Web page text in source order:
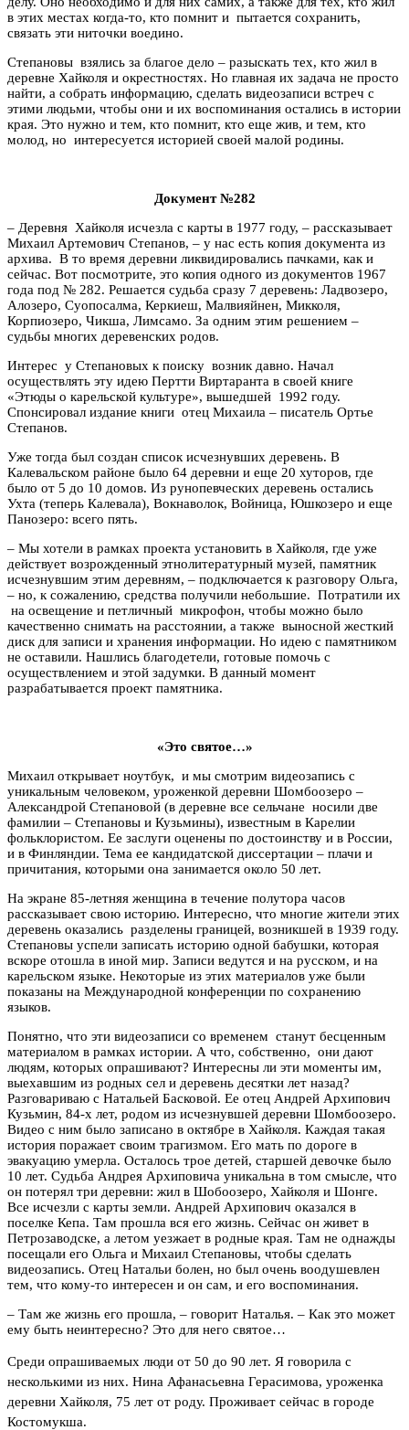
в этих местах когда-то, кто помнит и пытается сохранить,
связать эти ниточки воедино.
Степановы взялись за благое дело – разыскать тех, кто жил в
деревне Хайколя и окрестностях. Но главная их задача не просто
найти, а собрать информацию, сделать видеозаписи встреч с
этими людьми, чтобы они и их воспоминания остались в истории
края. Это нужно и тем, кто помнит, кто еще жив, и тем, кто
молод, но интересуется историей своей малой родины.
Документ №282
– Деревня Хайколя исчезла с карты в 1977 году, – рассказывает
Михаил Артемович Степанов, – у нас есть копия документа из
архива. В то время деревни ликвидировались пачками, как и
сейчас. Вот посмотрите, это копия одного из документов 1967
года под № 282. Решается судьба сразу 7 деревень: Ладвозеро,
Алозеро, Суопосалма, Керкиеш, Малвияйнен, Микколя,
Корпиозеро, Чикша, Лимсамо. За одним этим решением –
судьбы многих деревенских родов.
Интерес у Степановых к поиску возник давно. Начал
осуществлять эту идею Пертти Виртаранта в своей книге
«Этюды о карельской культуре», вышедшей 1992 году.
Спонсировал издание книги отец Михаила – писатель Ортье
Степанов.
Уже тогда был создан список исчезнувших деревень. В
Калевальском районе было 64 деревни и еще 20 хуторов, где
было от 5 до 10 домов. Из рунопевческих деревень остались
Ухта (теперь Калевала), Вокнаволок, Войница, Юшкозеро и еще
Панозеро: всего пять.
– Мы хотели в рамках проекта установить в Хайколя, где уже
действует возрожденный этнолитературный музей, памятник
исчезнувшим этим деревням, – подключается к разговору Ольга,
– но, к сожалению, средства получили небольшие. Потратили их
на освещение и петличный микрофон, чтобы можно было
качественно снимать на расстоянии, а также выносной жесткий
диск для записи и хранения информации. Но идею с памятником
не оставили. Нашлись благодетели, готовые помочь с
осуществлением и этой задумки. В данный момент
разрабатывается проект памятника.
«Это святое…»
Михаил открывает ноутбук, и мы смотрим видеозапись с
уникальным человеком, уроженкой деревни Шомбоозеро –
Александрой Степановой (в деревне все сельчане носили две
фамилии – Степановы и Кузьмины), известным в Карелии
фольклористом. Ее заслуги оценены по достоинству и в России,
и в Финляндии. Тема ее кандидатской диссертации – плачи и
причитания, которыми она занимается около 50 лет.
На экране 85-летняя женщина в течение полутора часов
рассказывает свою историю. Интересно, что многие жители этих
деревень оказались разделены границей, возникшей в 1939 году.
Степановы успели записать историю одной бабушки, которая
вскоре отошла в иной мир. Записи ведутся и на русском, и на
карельском языке. Некоторые из этих материалов уже были
показаны на Международной конференции по сохранению
языков.
Понятно, что эти видеозаписи со временем станут бесценным
материалом в рамках истории. А что, собственно, они дают
людям, которых опрашивают? Интересны ли эти моменты им,
выехавшим из родных сел и деревень десятки лет назад?
Разговариваю с Натальей Басковой. Ее отец Андрей Архипович
Кузьмин, 84-х лет, родом из исчезнувшей деревни Шомбоозеро.
Видео с ним было записано в октябре в Хайколя. Каждая такая
история поражает своим трагизмом. Его мать по дороге в
эвакуацию умерла. Осталось трое детей, старшей девочке было
10 лет. Судьба Андрея Архиповича уникальна в том смысле, что
он потерял три деревни: жил в Шобоозеро, Хайколя и Шонге.
Все исчезли с карты земли. Андрей Архипович оказался в
поселке Кепа. Там прошла вся его жизнь. Сейчас он живет в
Петрозаводске, а летом уезжает в родные края. Там не однажды
посещали его Ольга и Михаил Степановы, чтобы сделать
видеозапись. Отец Натальи болен, но был очень воодушевлен
тем, что кому-то интересен и он сам, и его воспоминания.
– Там же жизнь его прошла, – говорит Наталья. – Как это может
ему быть неинтересно? Это для него святое…
Среди опрашиваемых люди от 50 до 90 лет. Я говорила с
несколькими из них. Нина Афанасьевна Герасимова, уроженка
деревни Хайколя, 75 лет от роду. Проживает сейчас в городе
Костомукша.